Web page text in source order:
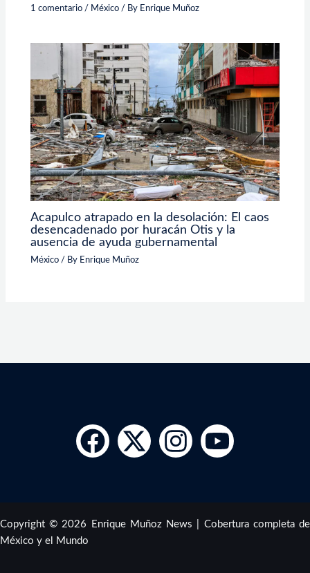
1 comentario / México / By Enrique Muñoz
Acapulco atrapado en la desolación: El caos
desencadenado por huracán Otis y la
ausencia de ayuda gubernamental
México / By Enrique Muñoz
Copyright © 2026 Enrique Muñoz News | Cobertura completa de
México y el Mundo